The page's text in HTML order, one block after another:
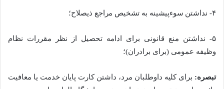
۴- نداشتن سوءپیشینه به تشخیص مراجع ذیصلاح؛
۵- نداشتن منع قانونی برای ادامه تحصیل از نظر مقررات نظام
وظیفه عمومی (برای برادران)؛
تبصره: برای کلیه داوطلبان مرد، داشتن کارت پایان خدمت یا معافیت